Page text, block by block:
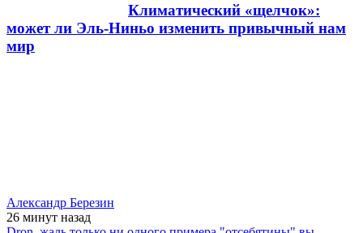
Климатический «щелчок»:
может ли Эль-Ниньо изменить привычный нам
мир
Александр Березин
26 минут назад